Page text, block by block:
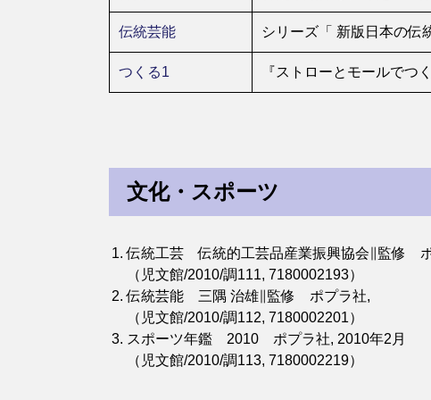
伝統芸能 シリーズ「 新版日本の伝
つくる1 『ストローとモールでつ
文化・スポーツ
伝統工芸 伝統的工芸品産業振興協会∥監修
（児文館/2010/調111, 7180002193）
伝統芸能 三隅 治雄∥監修 ポプラ社,
（児文館/2010/調112, 7180002201）
スポーツ年鑑 2010 ポプラ社, 2010年2月
（児文館/2010/調113, 7180002219）